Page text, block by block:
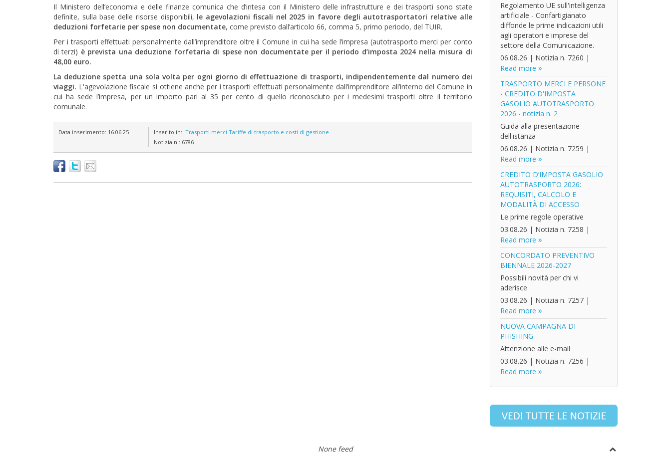
Il Ministero dell’economia e delle finanze comunica che d’intesa con il Ministero delle infrastrutture e dei trasporti sono state
definite, sulla base delle risorse disponibili, le agevolazioni fiscali nel 2025 in favore degli autotrasportatori relative alle
deduzioni forfetarie per spese non documentate, come previsto dall’articolo 66, comma 5, primo periodo, del TUIR.
Per i trasporti effettuati personalmente dall’imprenditore oltre il Comune in cui ha sede l’impresa (autotrasporto merci per conto
di terzi) è prevista una deduzione forfetaria di spese non documentate per il periodo d’imposta 2024 nella misura di
48,00 euro.
La deduzione spetta una sola volta per ogni giorno di effettuazione di trasporti, indipendentemente dal numero dei
viaggi. L'agevolazione fiscale si ottiene anche per i trasporti effettuati personalmente dall’imprenditore all’interno del Comune in
cui ha sede l’impresa, per un importo pari al 35 per cento di quello riconosciuto per i medesimi trasporti oltre il territorio
comunale.
Data inserimento: 16.06.25 Inserito in:: Trasporti merci Tariffe di trasporto e costi di gestione
Notizia n.: 6786
Regolamento UE sull'intelligenza
artificiale - Confartigianato
diffonde le prime indicazioni utili
agli operatori e imprese del
settore della Comunicazione.
06.08.26 | Notizia n. 7260 |
Read more
TRASPORTO MERCI E PERSONE
- CREDITO D'IMPOSTA
GASOLIO AUTOTRASPORTO
2026 - notizia n. 2
Guida alla presentazione
dell'istanza
06.08.26 | Notizia n. 7259 |
Read more
CREDITO D’IMPOSTA GASOLIO
AUTOTRASPORTO 2026:
REQUISITI, CALCOLO E
MODALITÀ DI ACCESSO
Le prime regole operative
03.08.26 | Notizia n. 7258 |
Read more
CONCORDATO PREVENTIVO
BIENNALE 2026-2027
Possibili novità per chi vi
aderisce
03.08.26 | Notizia n. 7257|
Read more
NUOVA CAMPAGNA DI
PHISHING
Attenzione alle e-mail
03.08.26 | Notizia n. 7256 |
Read more
None feed